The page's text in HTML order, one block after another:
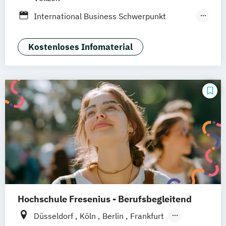
Braunschweig Erfurt
International Business Schwerpunkt
Tourismus- Hotel- und Eventmanagement
Kostenloses Infomaterial
Hochschule Fresenius - Berufsbegleitend
Düsseldorf Köln Berlin
Frankfurt